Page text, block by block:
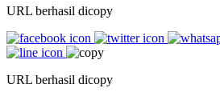
URL berhasil dicopy
URL berhasil dicopy